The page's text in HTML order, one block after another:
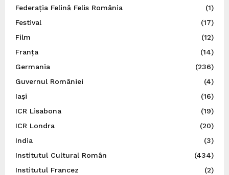
Federația Felină Felis România
(1)
Festival
(17)
Film
(12)
Franța
(14)
Germania
(236)
Guvernul României
(4)
Iaşi
(16)
ICR Lisabona
(19)
ICR Londra
(20)
India
(3)
Institutul Cultural Român
(434)
Institutul Francez
(2)